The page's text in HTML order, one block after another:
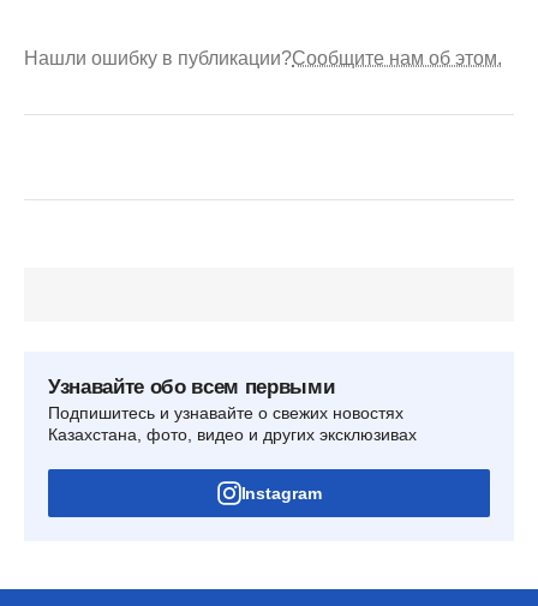
Нашли ошибку в публикации?Сообщите нам об этом.
Узнавайте обо всем первыми
Подпишитесь и узнавайте о свежих новостях
Казахстана, фото, видео и других эксклюзивах
Instagram